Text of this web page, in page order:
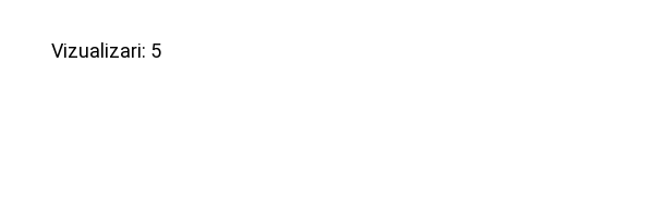
Vizualizari: 5